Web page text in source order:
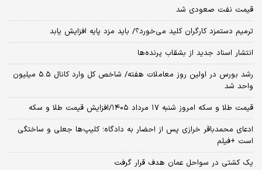
قیمت نفت صعودی شد
ترمیم دستمزد کارگران کلید می‌خورد؟/ باید مزد پایه افزایش یابد
انتشار اسناد جدید از بشقاب پرنده‌ها
رشد بورس در اولین روز معاملات هفته/ شاخص کل وارد کانال ۵.۵ میلیون
واحد شد
قیمت طلا و سکه امروز شنبه ۱۷ مرداد ۱۴۰۵/افزایش قیمت طلا و سکه
ادعای محمدباقر خرازی پس از احضار به دادگاه؛ کلیپ‌ها جعلی و ساختگی
است +فیلم
یک کشتی در سواحل عمان هدف قرار گرفت